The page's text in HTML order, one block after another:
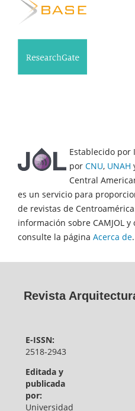
Establecido por
por CNU, UNAH
Central
es un servicio para
de revistas de
información sobre CAMJOL
consulte la página Acerca de.
Revista
E-ISSN:
2518-2943
Editada y
publicada
por:
Universidad